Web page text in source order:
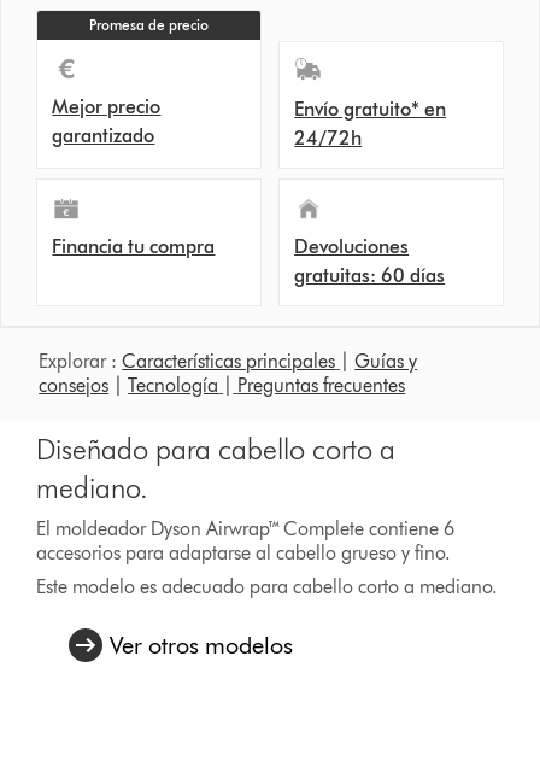
Promesa de precio
Mejor precio
garantizado
Envío gratuito* en
24/72h
Financia tu compra
Devoluciones
gratuitas: 60 días
Explorar :Características principales |Guías y
consejos |Tecnología Preguntas frecuentes
Diseñado para cabello corto a
mediano.
El moldeador Dyson Airwrap™ Complete contiene 6
accesorios para adaptarse al cabello grueso y fino.
Este modelo es adecuado para cabello corto a mediano.
Ver otros modelos